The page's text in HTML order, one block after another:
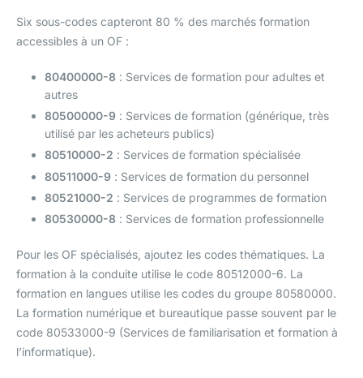
Six sous-codes capteront 80 % des marchés formation
accessibles à un OF :
80400000-8 : Services de formation pour adultes et
autres
80500000-9 : Services de formation (générique, très
utilisé par les acheteurs publics)
80510000-2 : Services de formation spécialisée
80511000-9 : Services de formation du personnel
80521000-2 : Services de programmes de formation
80530000-8 : Services de formation professionnelle
Pour les OF spécialisés, ajoutez les codes thématiques. La
formation à la conduite utilise le code 80512000-6. La
formation en langues utilise les codes du groupe 80580000.
La formation numérique et bureautique passe souvent par le
code 80533000-9 (Services de familiarisation et formation à
l’informatique).